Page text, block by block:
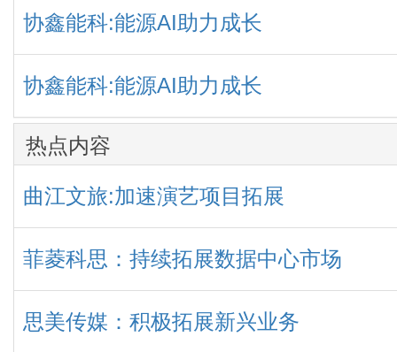
协鑫能科:能源AI助力成长
协鑫能科:能源AI助力成长
热点内容
曲江文旅:加速演艺项目拓展
菲菱科思：持续拓展数据中心市场
思美传媒：积极拓展新兴业务